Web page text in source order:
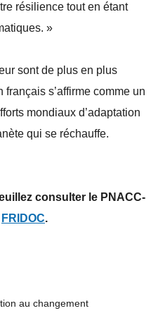
résilience tout en étant
»
sont de plus en plus
s’affirme comme un
mondiaux d’adaptation
qui se réchauffe.
consulter le PNACC-
FRIDOC.
au changement